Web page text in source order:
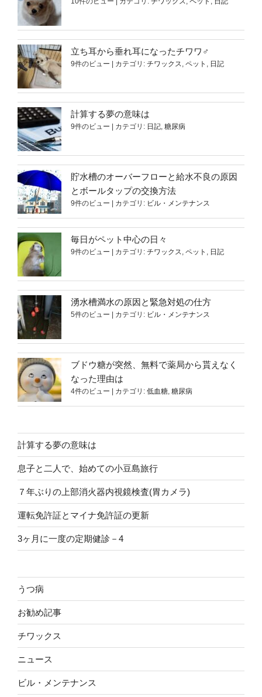
立ち耳から垂れ耳になったチワワ♂
9件のビュー | カテゴリ: チワックス ペット 日記
計算する夢の意味は
9件のビュー | カテゴリ: 日記 糖尿病
貯水槽のオーバーフローと給水不良の原因
とボールタップの交換方法
9件のビュー | カテゴリ: ビル・メンテナンス
毎日がペット中心の日々
9件のビュー | カテゴリ: チワックス ペット 日記
湧水槽満水の原因と緊急対処の仕方
5件のビュー | カテゴリ: ビル・メンテナンス
ブドウ糖が突然、無料で薬局から貰えなく
なった理由は
4件のビュー | カテゴリ: 低血糖 糖尿病
計算する夢の意味は
息子と二人で、始めての小豆島旅行
７年ぶりの上部消火器内視鏡検査(胃カメラ)
運転免許証とマイナ免許証の更新
3ヶ月に一度の定期健診－4
うつ病
お勧め記事
チワックス
ニュース
ビル・メンテナンス